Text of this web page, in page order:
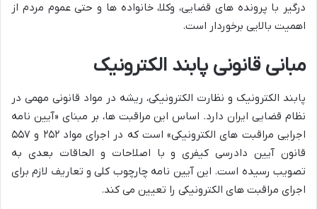
درگیر با پرونده های قضایی، وکلا، خانواده ها و حتی عموم مردم از
اهمیت بالایی برخوردار است.
مبانی قانونی پابند الکترونیک
پابند الکترونیک و نظارت الکترونیکی، ریشه در مواد قانونی مهمی در
نظام قضایی ایران دارد. اساس این مراقبت ها، بر مبنای «آیین نامه
اجرایی مراقبت های الکترونیکی» است که در اجرای مواد ۲۵۲ و ۵۵۷
قانون آیین دادرسی کیفری و با اصلاحات و الحاقات بعدی به
تصویب رسیده است. این آیین نامه چارچوب کلی و تعاریف لازم برای
اجرای مراقبت های الکترونیکی را تعیین می کند.